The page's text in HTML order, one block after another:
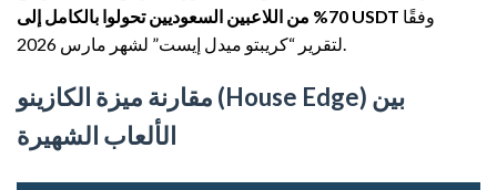
70% من اللاعبين السعوديين تحولوا بالكامل إلى USDT
مقارنة ميزة الكازينو (House Edge) بين
الألعاب الشهيرة